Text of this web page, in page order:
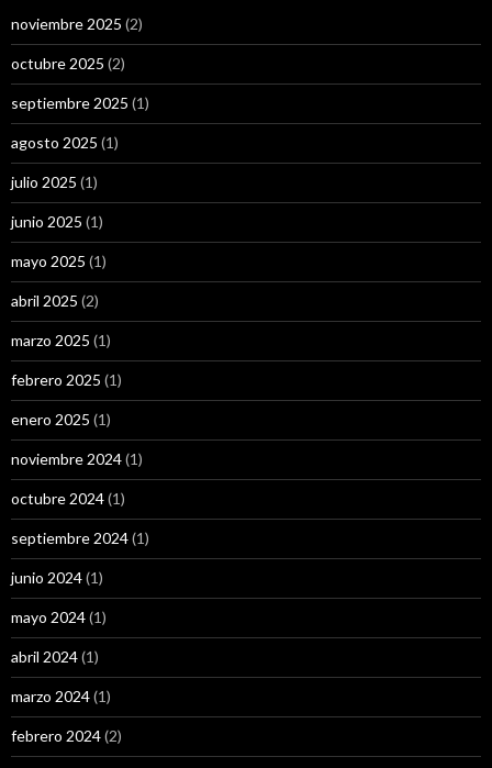
noviembre 2025 (2)
octubre 2025 (2)
septiembre 2025 (1)
agosto 2025 (1)
julio 2025 (1)
junio 2025 (1)
mayo 2025 (1)
abril 2025 (2)
marzo 2025 (1)
febrero 2025 (1)
enero 2025 (1)
noviembre 2024(1)
octubre 2024(1)
septiembre 2024(1)
junio 2024(1)
mayo 2024(1)
abril 2024(1)
marzo 2024(1)
febrero 2024(2)